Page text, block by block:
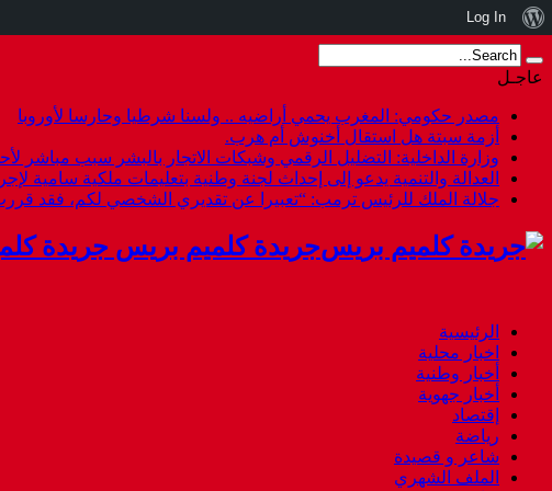
عاجـل
مصدر حكومي: المغرب يحمي أراضيه .. ولسنا شرطيا وحارسا لأوروبا
أزمة سبتة هل استقال أخنوش أم هرب.
وزارة الداخلية: التضليل الرقمي وشبكات الاتجار بالبشر سبب مباشر
العدالة والتنمية يدعو إلى إحداث لجنة وطنية بتعليمات ملكية سامية
جلالة الملك للرئيس ترمب: “تعبيرا عن تقديري الشخصي لكم، فقد
جريدة كلميم بريس جريدة
الرئيسية
اخبار محلية
أخبار وطنية
أخبار جهوية
إقتصاد
رياضة
شاعر و قصيدة
الملف الشهري
نبذة
عن
ووردبريس
Log In